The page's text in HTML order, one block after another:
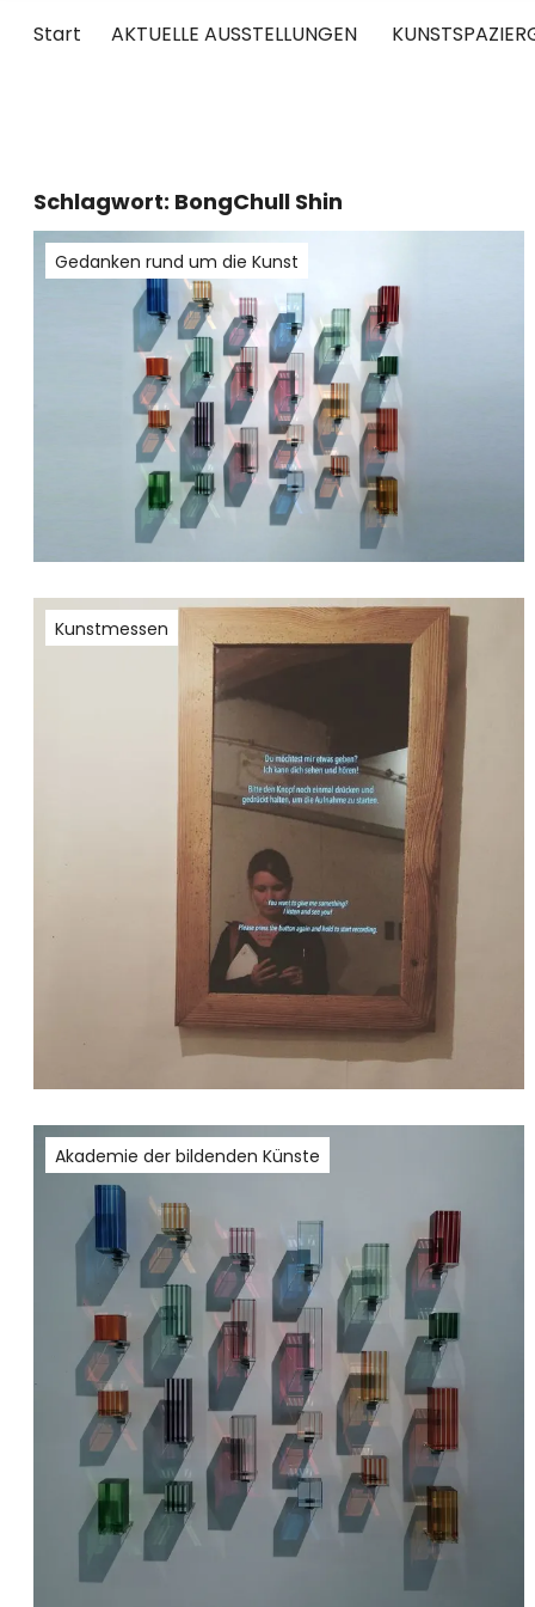
Start AKTUELLE AUSSTELLUNGEN
Schlagwort: BongChull Shin
Gedanken rund um die Kunst
Kunstmessen
Akademie der bildenden Künste